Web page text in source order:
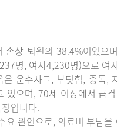
상 퇴원의 38.4%이었
명, 여자4,230명)으로 여
운수사고, 부딪힘, 중독,
으며, 70세 이상에서 급
입니다.
원인으로, 의료비 부담